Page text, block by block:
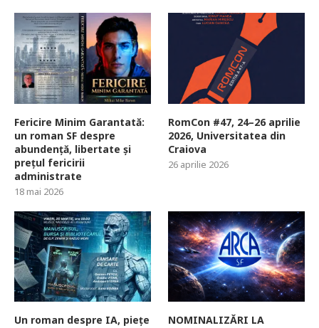
Fericire Minim Garantată:
un roman SF despre
abundență, libertate și
prețul fericirii
administrate
18 mai 2026
RomCon #47, 24–26 aprilie
2026, Universitatea din
Craiova
26 aprilie 2026
Un roman despre IA, piețe
NOMINALIZĂRI LA